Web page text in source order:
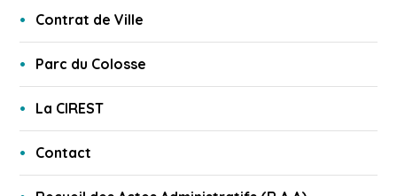
Contrat de Ville
Parc du Colosse
La CIREST
Contact